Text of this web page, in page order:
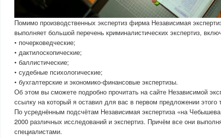
Помимо производственных экспертиз фирма Независимая
выполняет большой перечень криминалистических экспертиз,
• почерковедческие;
• дактилоскопические;
• баллистические;
• судебные психологические;
• бухгалтерские и экономико-финансовые экспертизы.
Об этом вы сможете подробно прочитать на сайте Независимой
ссылку на который я оставил для вас в первом предложении этого
По усреднённым подсчётам Независимая экспертиза «на
2000 различных исследований и экспертиз. Причём все они
специалистами.